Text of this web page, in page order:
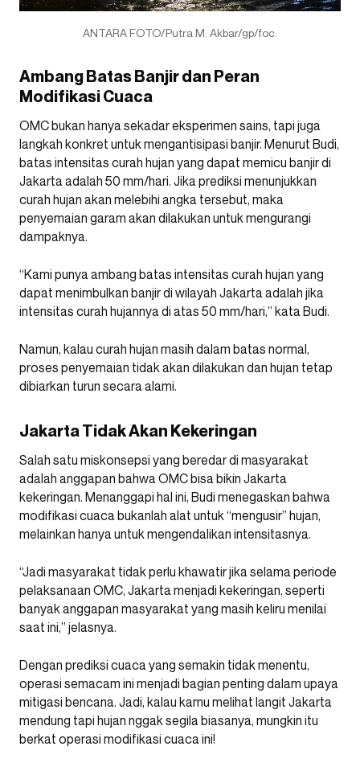
ANTARA FOTO/Putra M. Akbar/gp/foc.
Ambang Batas Banjir dan Peran
Modifikasi Cuaca
OMC bukan hanya sekadar eksperimen sains, tapi juga
langkah konkret untuk mengantisipasi banjir. Menurut Budi,
batas intensitas curah hujan yang dapat memicu banjir di
Jakarta adalah 50 mm/hari. Jika prediksi menunjukkan
curah hujan akan melebihi angka tersebut, maka
penyemaian garam akan dilakukan untuk mengurangi
dampaknya.
“Kami punya ambang batas intensitas curah hujan yang
dapat menimbulkan banjir di wilayah Jakarta adalah jika
intensitas curah hujannya di atas 50 mm/hari,” kata Budi.
Namun, kalau curah hujan masih dalam batas normal,
proses penyemaian tidak akan dilakukan dan hujan tetap
dibiarkan turun secara alami.
Jakarta Tidak Akan Kekeringan
Salah satu miskonsepsi yang beredar di masyarakat
adalah anggapan bahwa OMC bisa bikin Jakarta
kekeringan. Menanggapi hal ini, Budi menegaskan bahwa
modifikasi cuaca bukanlah alat untuk “mengusir” hujan,
melainkan hanya untuk mengendalikan intensitasnya.
“Jadi masyarakat tidak perlu khawatir jika selama periode
pelaksanaan OMC, Jakarta menjadi kekeringan, seperti
banyak anggapan masyarakat yang masih keliru menilai
saat ini,” jelasnya.
Dengan prediksi cuaca yang semakin tidak menentu,
operasi semacam ini menjadi bagian penting dalam upaya
mitigasi bencana. Jadi, kalau kamu melihat langit Jakarta
mendung tapi hujan nggak segila biasanya, mungkin itu
berkat operasi modifikasi cuaca ini!